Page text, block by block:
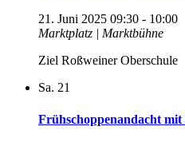
21. Juni 2025 09:30 - 10:00
Marktplatz | Marktbühne
Ziel Roßweiner Oberschule
Sa. 21
Frühschoppenandacht mit